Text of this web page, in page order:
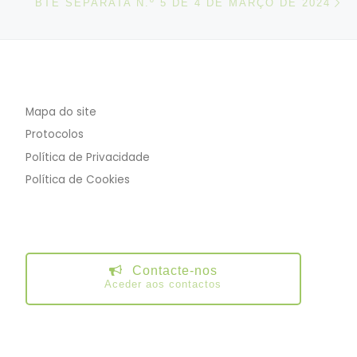
BTE SEPARATA N.º 5 DE 4 DE MARÇO DE 2024
Mapa do site
Protocolos
Política de Privacidade
Política de Cookies
Contacte-nos
Aceder aos contactos